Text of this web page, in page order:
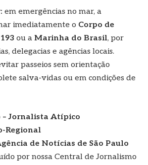
em emergências no mar, a
imediatamente o Corpo de
ou a Marinha do Brasil, por
delegacias e agências locais.
passeios sem orientação
salva-vidas ou em condições de
Jornalista Atípico
Regional
de Notícias de São Paulo
por nossa Central de Jornalismo